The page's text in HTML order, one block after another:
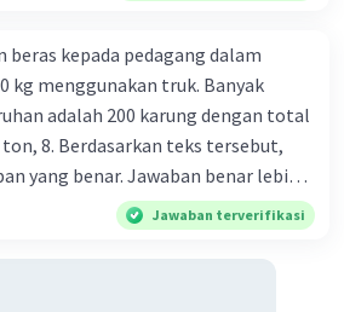
beras kepada pedagang dalam
kg menggunakan truk. Banyak
adalah 200 karung dengan total
8. Berdasarkan teks tersebut,
yang benar. Jawaban benar lebih
beras kemasan 25 kg adalah 50
beras kemasan 50 kg adalah 150
Jawaban terverifikasi